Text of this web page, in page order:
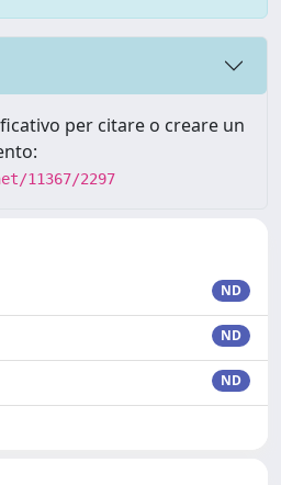
per citare o creare un
11367/2297
ND
ND
ND